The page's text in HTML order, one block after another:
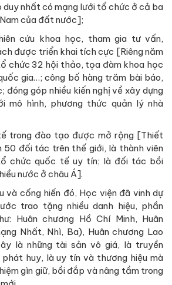
nhất có mạng lưới tổ chức ở cả ba
của đất nước];
cứu khoa học, tham gia tư vấn,
được triển khai tích cực [Riêng năm
chức 32 hội thảo, tọa đàm khoa học
gia…; công bố hàng trăm bài báo,
đóng góp nhiều kiến nghị về xây dựng
mô hình, phương thức quản lý nhà
trong đào tạo được mở rộng [Thiết
50 đối tác trên thế giới, là thành viên
chức quốc tế uy tín; là đối tác bồi
nước ở châu Á].
và cống hiến đó, Học viện đã vinh dự
trao tặng nhiều danh hiệu, phần
Huân chương Hồ Chí Minh, Huân
Nhất, Nhì, Ba), Huân chương Lao
là những tài sản vô giá, là truyền
huy, là uy tín và thương hiệu mà
gìn giữ, bồi đắp và nâng tầm trong